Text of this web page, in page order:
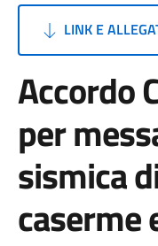
LINK E
Accordo
per
sismica
caserme